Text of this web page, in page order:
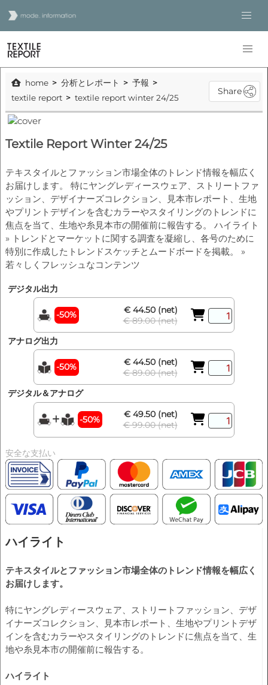
home 分析とレポート
予報
textile report
textile report winter 24/25
Share
Textile Report Winter 24/25
テキスタイルとファッション市場全体のトレンド情報を幅広く
お届けします。 特にヤングレディースウェア、ストリートファ
ッション、デザイナーズコレクション、見本市レポート、生地
やプリントデザインを含むカラーやスタイリングのトレンドに
焦点を当て、生地や糸見本市の開催前に報告する。 ハイライト
» トレンドとマーケットに関する調査を凝縮し、各号のために
特別に作成したトレンドスケッチとムードボードを掲載。 »
若々しくフレッシュなコンテンツ
デジタル出力
-50%
€ 44.50 (net)
€ 89.00 (net)
アナログ出力
-50%
€ 44.50 (net)
€ 89.00 (net)
デジタル＆アナログ
-50%
€ 49.50 (net)
€ 99.00 (net)
安全な支払い
ハイライト
テキスタイルとファッション市場全体のトレンド情報を幅広く
お届けします。
特にヤングレディースウェア、ストリートファッション、デザ
イナーズコレクション、見本市レポート、生地やプリントデザ
インを含むカラーやスタイリングのトレンドに焦点を当て、生
地や糸見本市の開催前に報告する。
ハイライト